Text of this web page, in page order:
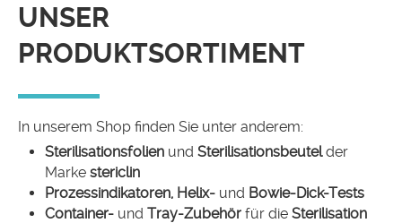
UNSER
PRODUKTSORTIMENT
In unserem Shop finden Sie unter anderem:
Sterilisationsfolien und Sterilisationsbeutelder
Marke stericlin
Prozessindikatoren, Helix- und Bowie-Dick-Tests
Container- und Tray-Zubehör für die Sterilisation